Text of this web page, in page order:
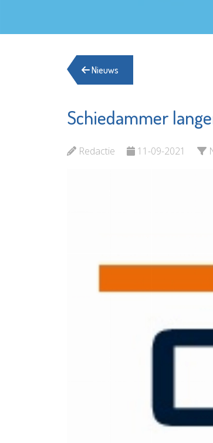
Nieuws
Schiedammer
Redactie 11-09-2021
Servicepunt
Bekijk de pagina